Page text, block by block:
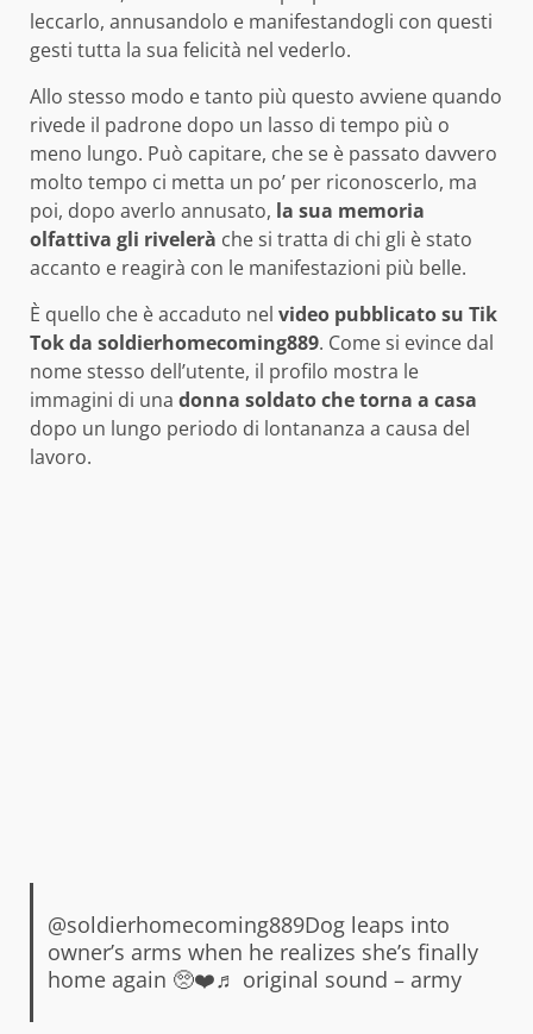
leccarlo, annusandolo e manifestandogli con questi
gesti tutta la sua felicità nel vederlo.
Allo stesso modo e tanto più questo avviene quando
rivede il padrone dopo un lasso di tempo più o
meno lungo. Può capitare, che se è passato davvero
molto tempo ci metta un po’ per riconoscerlo, ma
poi, dopo averlo annusato, la sua memoria
olfattiva gli rivelerà che si tratta di chi gli è stato
accanto e reagirà con le manifestazioni più belle.
È quello che è accaduto nel video pubblicato su Tik
Tok da soldierhomecoming889. Come si evince dal
nome stesso dell’utente, il profilo mostra le
immagini di una donna soldato che torna a casa
dopo un lungo periodo di lontananza a causa del
lavoro.
@soldierhomecoming889Dog leaps into
owner’s arms when he realizes she’s finally
home again 🥺❤️♬ original sound – army